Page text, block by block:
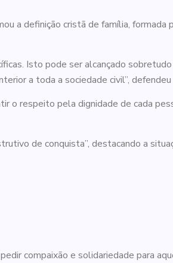
a definição cristã de família, formada
Isto pode ser alcançado
a toda a sociedade civil”,
o respeito pela dignidade de cada
de conquista”, destacando a
compaixão e solidariedade para